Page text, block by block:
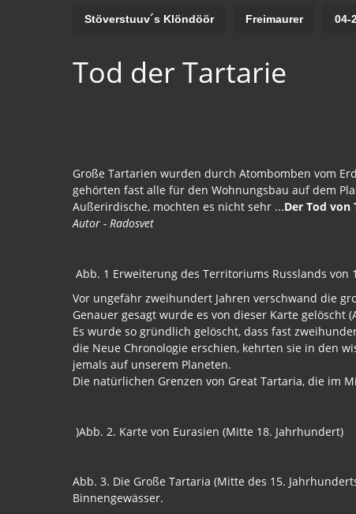
Stöverstuuv´s Klöndöör Freimaurer 04-
Tod der Tartarie
Große Tartarien wurden durch Atombomben vom
gehörten fast alle für den Wohnungsbau auf dem
Außerirdische, mochten es nicht sehr ...Der Tod von
Autor - Radosvet
Abb. 1 Erweiterung des Territoriums Russlands von
Vor ungefähr zweihundert Jahren verschwand die
Genauer gesagt wurde es von dieser Karte gelöscht
Es wurde so gründlich gelöscht, dass fast
die Neue Chronologie erschien, kehrten sie in den
jemals auf unserem Planeten.
Die natürlichen Grenzen von Great Tartaria, die im
)Abb. 2. Karte von Eurasien (Mitte 18. Jahrhundert)
Abb. 3. Die Große Tartaria (Mitte des 15.
Binnengewässer.